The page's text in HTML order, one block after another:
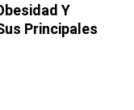
Y
Principales